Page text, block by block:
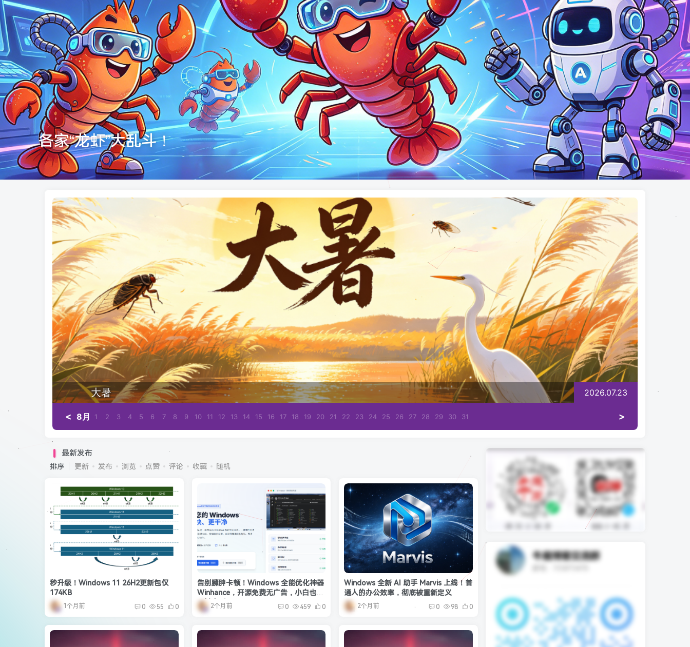
各家“龙虾”大乱斗！
大暑 2026.07.23
< 8月 1 2 3 4 5 6 7 8 9 10 11 12 13 14 15 16 17 18 19 20 21 22 23 24 25 26 27 28 29 30 31 >
最新发布
排序 更新 发布 浏览 点赞 评论 收藏 随机
秒升级！Windows 11 26H2更新包仅
174KB
1个月前 0 55 0
告别臃肿卡顿！Windows 全能优化神器
Winhance，开源免费无广告，小白也能
一键上手✨
2个月前 0 459 0
Windows 全新 AI 助手 Marvis 上线！普
通人的办公效率，彻底被重新定义
2个月前 0 98 0